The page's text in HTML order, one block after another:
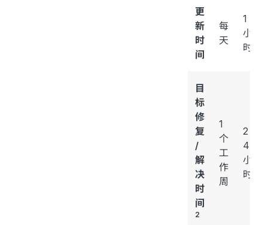
更
新
时
间
每
天
1
小
时
目
标
修
复
/
解
决
时
间
2
1
个
工
作
周
2
4
小
时